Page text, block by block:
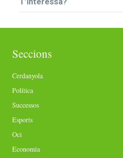
Seccions
Cerdanyola
Política
Successos
Esports
Oci
Economia